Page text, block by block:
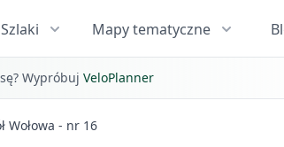
Szlaki Mapy tematyczne
Wypróbuj VeloPlanner
Wołowa - nr 16